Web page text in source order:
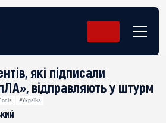
які підписали
відправляють у штурм
#Україна